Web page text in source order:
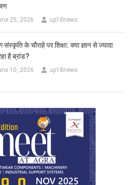
25, 2026 up18news
संस्कृति के चौराहे पर शिक्षा: क्या ज्ञान से ज्यादा
है ब्रांड?
10, 2026 up18news